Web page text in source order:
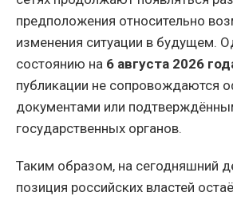
предположения относительно
изменения ситуации в будущем.
состоянию на 6 августа 2026
публикации не сопровождаются
документами или
государственных органов.
Таким образом, на сегодняшний
позиция российских властей